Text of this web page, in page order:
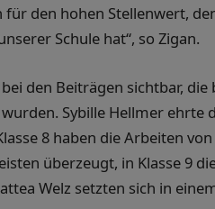
für den hohen Stellenwert,
Schule hat“, so Zigan.
den Beiträgen sichtbar, die
Sybille Hellmer ehrte
8 haben die Arbeiten von
überzeugt, in Klasse 9
Welz setzten sich in